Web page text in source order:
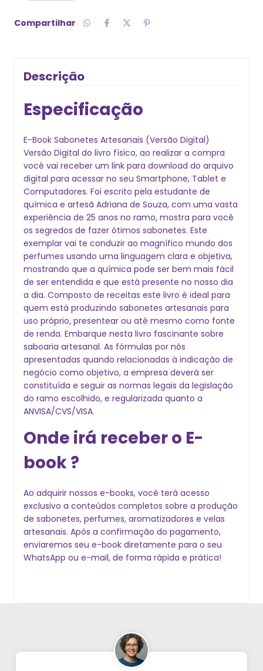
Compartilhar
Descrição
Especificação
E-Book Sabonetes Artesanais (Versão Digital)
Versão Digital do livro físico, ao realizar a compra
você vai receber um link para download do arquivo
digital para acessar no seu Smartphone, Tablet e
Computadores. Foi escrito pela estudante de
química e artesã Adriana de Souza, com uma vasta
experiência de 25 anos no ramo, mostra para você
os segredos de fazer ótimos sabonetes. Este
exemplar vai te conduzir ao magnífico mundo dos
perfumes usando uma linguagem clara e objetiva,
mostrando que a química pode ser bem mais fácil
de ser entendida e que está presente no nosso dia
a dia. Composto de receitas este livro é ideal para
quem está produzindo sabonetes artesanais para
uso próprio, presentear ou até mesmo como fonte
de renda. Embarque nesta livro fascinante sobre
saboaria artesanal. As fórmulas por nós
apresentadas quando relacionadas à indicação de
negócio como objetivo, a empresa deverá ser
constituída e seguir as normas legais da legislação
do ramo escolhido, e regularizada quanto a
ANVISA/CVS/VISA.
Onde irá receber o E-
book ?
Ao adquirir nossos e-books, você terá acesso
exclusivo a conteúdos completos sobre a produção
de sabonetes, perfumes, aromatizadores e velas
artesanais. Após a confirmação do pagamento,
enviaremos seu e-book diretamente para o seu
WhatsApp ou e-mail, de forma rápida e prática!